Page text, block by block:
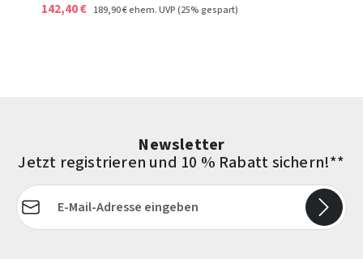
142,40 € 189,90 €ehem. UVP(25% gespart)
Newsletter
Jetzt registrieren und 10 % Rabatt sichern!**
E-Mail-Adresse*